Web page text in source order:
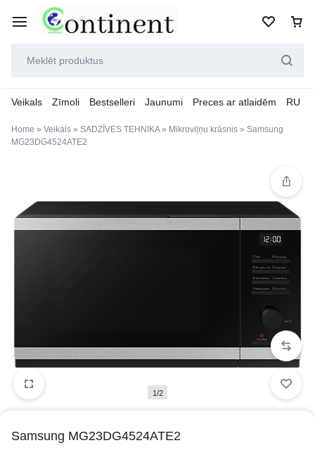
Veikals Zīmoli Bestselleri Jaunumi Preces ar atlaidēm RU
Home » Veikals » SADZĪVES TEHNIKA» Mikroviļņu krāsnis » Samsung
MG23DG4524ATE2
1/2
Samsung MG23DG4524ATE2